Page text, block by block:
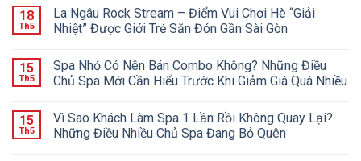
18
Th5
La Ngâu Rock Stream – Điểm Vui Chơi Hè “Giải
Nhiệt” Được Giới Trẻ Săn Đón Gần Sài Gòn
15
Th5
Spa Nhỏ Có Nên Bán Combo Không? Những Điều
Chủ Spa Mới Cần Hiểu Trước Khi Giảm Giá Quá Nhiều
15
Th5
Vì Sao Khách Làm Spa 1 Lần Rồi Không Quay Lại?
Những Điều Nhiều Chủ Spa Đang Bỏ Quên